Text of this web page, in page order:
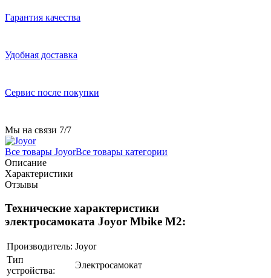
Гарантия качества
Удобная доставка
Сервис после покупки
Мы на связи 7/7
Все товары JoyorВсе товары категории
Описание
Характеристики
Отзывы
Технические характеристики
электросамоката Joyor Mbike M2:
Производитель: Joyor
Тип
устройства:
Электросамокат